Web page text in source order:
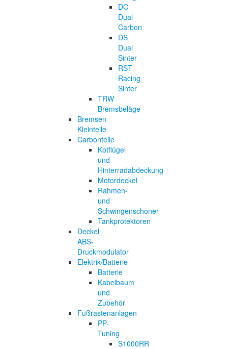
DC
Dual
Carbon
DS
Dual
Sinter
RST
Racing
Sinter
TRW
Bremsbeläge
Bremsen
Kleinteile
Carbonteile
Kotflügel
und
Hinterradabdeckung
Motordeckel
Rahmen-
und
Schwingenschoner
Tankprotektoren
Deckel
ABS-
Druckmodulator
Elektrik/Batterie
Batterie
Kabelbaum
und
Zubehör
Fußrastenanlagen
PP-
Tuning
S1000RR